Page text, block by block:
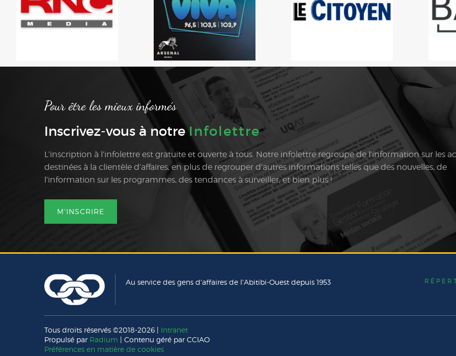
Pour être les mieux informés
Inscrivez-vous à notreInfolettre
L’inscription à l’infolettre est gratuite et ouverte à tous. Notre infolettre regroupe de l’information sur les
destinées à la clientèle d’affaires, en plus de regrouper d’autres informations telles que des nouvelles, de
l’information sur les programmes, des tendances à surveiller, et bien plus !
M'INSCRIRE
Au service des gens d'affaires de l'Abitibi-Ouest depuis 1953
Tous droits réservés ©2018-2026 | Intranet
Propulsé par Radium | Contenu géré par CCIAO
Préférences en matière de cookies